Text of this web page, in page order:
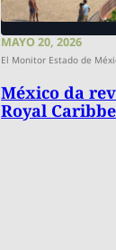
MAYO 20, 2026
El Monitor Estado de
México da
Royal